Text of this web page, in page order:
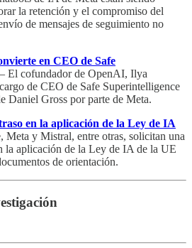
la retención y el compromiso del
de mensajes de seguimiento no
en CEO de Safe
El cofundador de OpenAI, Ilya
de CEO de Safe Superintelligence
Daniel Gross por parte de Meta.
en la aplicación de la Ley de IA
y Mistral, entre otras, solicitan una
la aplicación de la Ley de IA de la UE
de orientación.